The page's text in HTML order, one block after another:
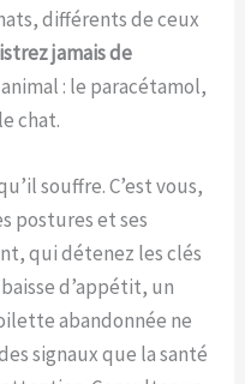
différents de ceux
jamais de
: le paracétamol,
chat.
souffre. C’est vous,
postures et ses
qui détenez les clés
d’appétit, un
abandonnée ne
signaux que la santé